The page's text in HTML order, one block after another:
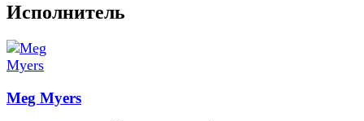
Исполнитель
Meg Myers